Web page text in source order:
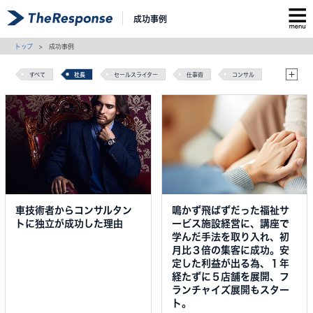
成功事例
トップ > 成功事例
すべて 社長 セールスライター 仕事術 コンサル
セールスライティング マーケティング
車技術者からコンサルタン
トに独立が成功した理由
鳴かず飛ばずだった福祉サ
ービス施設経営に、講座で
学んだ手法を取り入れ、初
月比３倍の集客に成功。安
定した利益が出る為、１年
経たずに５店舗を展開、フ
ランチャイズ展開もスター
ト。